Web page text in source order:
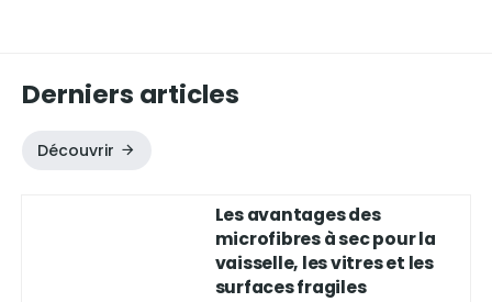
Derniers articles
Découvrir
Les avantages des
microfibres à sec pour la
vaisselle, les vitres et les
surfaces fragiles